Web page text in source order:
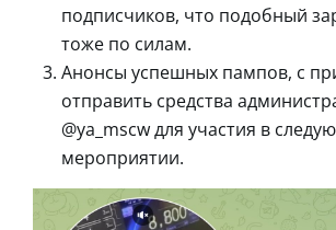
подписчиков, что подобный
тоже по силам.
Анонсы успешных пампов, с
отправить средства
@ya_mscw для участия в
мероприятии.